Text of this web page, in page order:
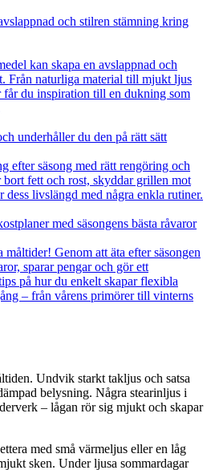
och stilren stämning kring
kan skapa en avslappnad och
Från naturliga material till mjukt ljus
får du inspiration till en dukning som
underhåller du den på rätt sätt
efter säsong med rätt rengöring och
fett och rost, skyddar grillen mot
livslängd med några enkla rutiner.
med säsongens bästa råvaror
Genom att äta efter säsongen
sparar pengar och gör ett
på hur du enkelt skapar flexibla
– från vårens primörer till vinterns
Undvik starkt takljus och satsa
belysning. Några stearinljus i
– lågan rör sig mjukt och skapar
med små värmeljus eller en låg
sken. Under ljusa sommardagar